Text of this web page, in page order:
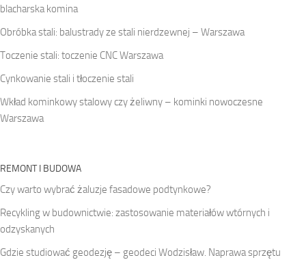
blacharska komina
Obróbka stali: balustrady ze stali nierdzewnej – Warszawa
Toczenie stali: toczenie CNC Warszawa
Cynkowanie stali i tłoczenie stali
Wkład kominkowy stalowy czy żeliwny – kominki nowoczesne
Warszawa
REMONT I BUDOWA
Czy warto wybrać żaluzje fasadowe podtynkowe?
Recykling w budownictwie: zastosowanie materiałów wtórnych i
odzyskanych
Gdzie studiować geodezję – geodeci Wodzisław. Naprawa sprzętu